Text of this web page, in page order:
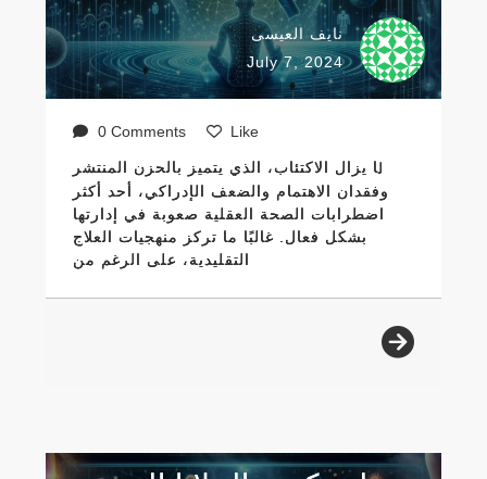
نايف العيسى
July 7, 2024
0 Comments Like
لا يزال الاكتئاب، الذي يتميز بالحزن المنتشر
وفقدان الاهتمام والضعف الإدراكي، أحد أكثر
اضطرابات الصحة العقلية صعوبة في إدارتها
بشكل فعال. غالبًا ما تركز منهجيات العلاج
التقليدية، على الرغم من